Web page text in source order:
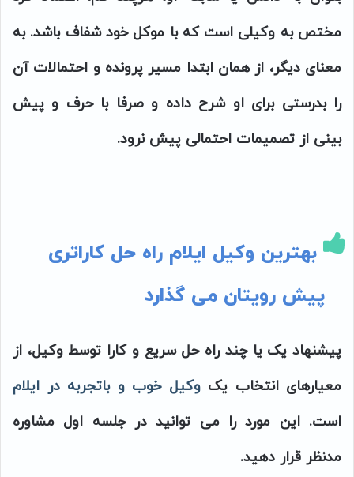
مختص به وکیلی است که با موکل خود شفاف باشد. به
معنای دیگر، از همان ابتدا مسیر پرونده و احتمالات آن
را بدرستی برای او شرح داده و صرفا با حرف و پیش
بینی از تصمیمات احتمالی پیش نرود.
بهترین وکیل ایلام راه حل کاراتری
پیش رویتان می گذارد
پیشنهاد یک یا چند راه حل سریع و کارا توسط وکیل، از
معیارهای انتخاب یکوکیل خوب و باتجربه در ایلام
است. این مورد را می توانید در جلسه اول مشاوره
مدنظر قرار دهید.